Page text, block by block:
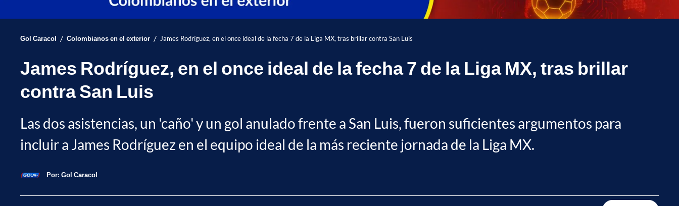
Gol Caracol / Colombianos en el exterior / James Rodríguez, en el once ideal de la fecha 7 de la Liga MX, tras brillar contra San Luis
James Rodríguez, en el once ideal de la fecha 7 de la Liga MX, tras brillar
contra San Luis
Las dos asistencias, un 'caño' y un gol anulado frente a San Luis, fueron suficientes argumentos para
incluir a James Rodríguez en el equipo ideal de la más reciente jornada de la Liga MX.
Por: Gol Caracol